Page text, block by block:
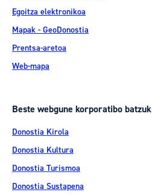
Egoitza elektronikoa
Mapak - GeoDonostia
Prentsa-aretoa
Web-mapa
Beste webgune korporatibo batzuk
Donostia Kirola
Donostia Kultura
Donostia Turismoa
Donostia Sustapena